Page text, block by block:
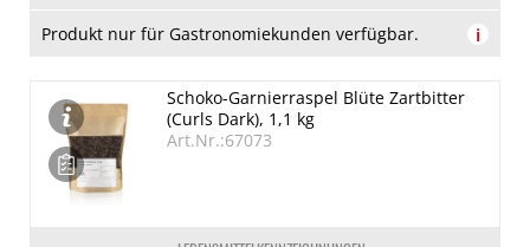
Produkt nur für Gastronomiekunden verfügbar. i
Schoko-Garnierraspel Blüte Zartbitter
(Curls Dark), 1,1 kg
Art.Nr.:67073